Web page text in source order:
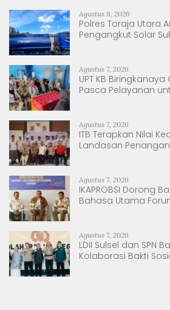
Agustus 8, 2026
Polres Toraja Utara
Pengangkut Solar
Agustus 7, 2026
UPT KB
Pasca Pelayanan
Agustus 7, 2026
ITB Terapkan Nilai
Landasan
Agustus 7, 2026
IKAPROBSI Dorong
Bahasa Utama
Agustus 7, 2026
LDII Sulsel dan SPN
Kolaborasi Bakti